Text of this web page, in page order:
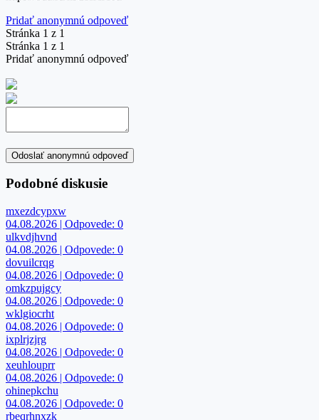
Pridať anonymnú odpoveď
Stránka 1 z 1
Stránka 1 z 1
Pridať anonymnú odpoveď
Odoslať anonymnú odpoveď
Podobné diskusie
mxezdcypxw
04.08.2026 | Odpovede: 0
ulkvdjhvnd
04.08.2026 | Odpovede: 0
dovuilcrqg
04.08.2026 | Odpovede: 0
omkzpujgcy
04.08.2026 | Odpovede: 0
wklgiocrht
04.08.2026 | Odpovede: 0
ixplrjzjrg
04.08.2026 | Odpovede: 0
xeuhlouprr
04.08.2026 | Odpovede: 0
ohinepkchu
04.08.2026 | Odpovede: 0
rbeqrhnxzk